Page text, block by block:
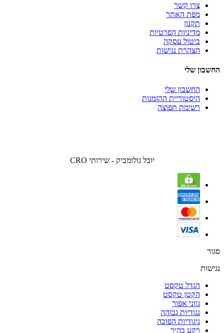
צרו קשר
מפת האתר
תקנון
מדיניות הפרטיות
ביטול עסקה
הצהרת נגישות
החשבון שלי
החשבון שלי
היסטוריית ההזמנות
רשימת תפוצה
יובל גולומביק - שירותי CRO
סגור
נגישות
הגדל טקסט
הקטן טקסט
גווני אפור
נגודיות גבוהה
ניגודיות הפוכה
רקע בהיר